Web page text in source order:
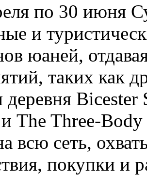
по 30 июня
и
юаней,
таких как
деревня
The Three-Body
всю сеть,
покупки и